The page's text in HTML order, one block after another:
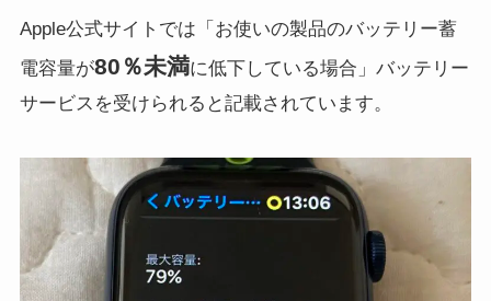
Apple公式サイトでは「お使いの製品のバッテリー蓄
電容量が80％未満に低下している場合」バッテリー
サービスを受けられると記載されています。